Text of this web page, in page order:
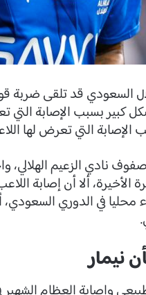
السعودي قد تلقى ضربة
كبير بسبب الإصابة التي
التي تعرض لها
صفوف نادي الزعيم
ألا أن إصابة
محليا في الدوري
نيمار